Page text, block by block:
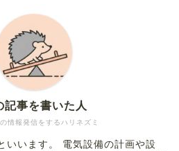
情報発信をするハリネズミ
記事を書いた人
いいます。 電気設備の計画や設